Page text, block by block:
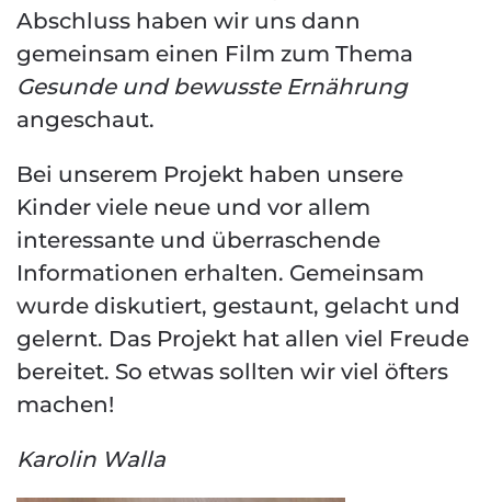
Abschluss haben wir uns dann
gemeinsam einen Film zum Thema
Gesunde und bewusste Ernährung
angeschaut.
Bei unserem Projekt haben unsere
Kinder viele neue und vor allem
interessante und überraschende
Informationen erhalten. Gemeinsam
wurde diskutiert, gestaunt, gelacht und
gelernt. Das Projekt hat allen viel Freude
bereitet. So etwas sollten wir viel öfters
machen!
Karolin Walla